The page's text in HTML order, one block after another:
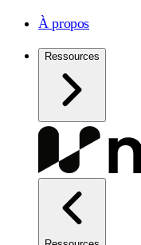
À propos
Ressources